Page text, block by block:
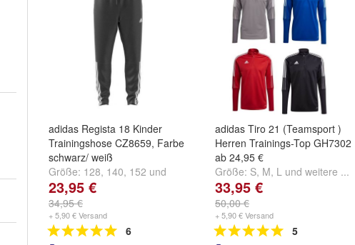
adidas Regista 18 Kinder
Trainingshose CZ8659, Farbe
schwarz/ weiß
Größe: 128, 140, 152 und
weitere ...
23,95 €
34,95 €
+ 5,90 € Versand
6
adidas Tiro 21 (Teamsport )
Herren Trainings-Top GH7302
ab 24,95 €
Größe: S, M, L und weitere ...
33,95 €
50,00 €
+ 5,90 € Versand
5